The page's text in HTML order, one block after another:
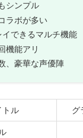
シンプル
ラボが多い
できるマルチ機能
機能アリ
、豪華な声優陣
トル グ